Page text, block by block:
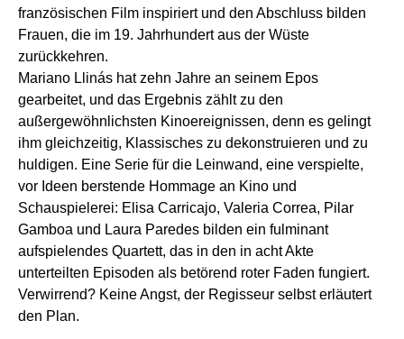
französischen Film inspiriert und den Abschluss bilden
Frauen, die im 19. Jahrhundert aus der Wüste
zurückkehren.
Mariano Llinás hat zehn Jahre an seinem Epos
gearbeitet, und das Ergebnis zählt zu den
außergewöhnlichsten Kinoereignissen, denn es gelingt
ihm gleichzeitig, Klassisches zu dekonstruieren und zu
huldigen. Eine Serie für die Leinwand, eine verspielte,
vor Ideen berstende Hommage an Kino und
Schauspielerei: Elisa Carricajo, Valeria Correa, Pilar
Gamboa und Laura Paredes bilden ein fulminant
aufspielendes Quartett, das in den in acht Akte
unterteilten Episoden als betörend roter Faden fungiert.
Verwirrend? Keine Angst, der Regisseur selbst erläutert
den Plan.